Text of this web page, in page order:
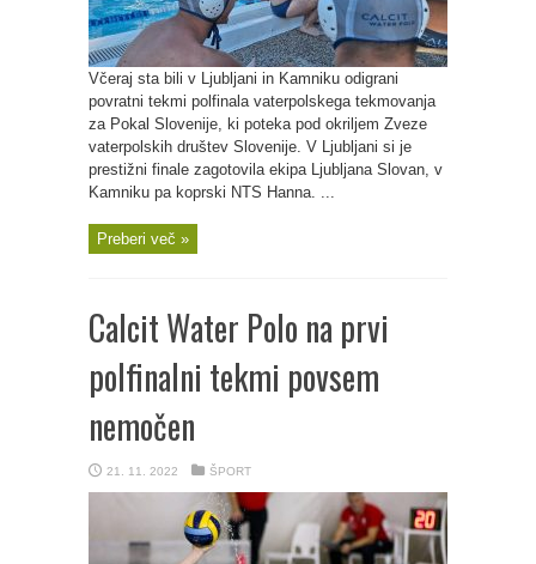
Včeraj sta bili v Ljubljani in Kamniku odigrani
povratni tekmi polfinala vaterpolskega tekmovanja
za Pokal Slovenije, ki poteka pod okriljem Zveze
vaterpolskih društev Slovenije. V Ljubljani si je
prestižni finale zagotovila ekipa Ljubljana Slovan, v
Kamniku pa koprski NTS Hanna. ...
Preberi več »
Calcit Water Polo na prvi
polfinalni tekmi povsem
nemočen
21. 11. 2022 ŠPORT